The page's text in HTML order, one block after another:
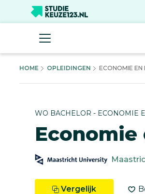
HOME OPLEIDINGEN ECONOMIE EN
WO BACHELOR - ECONOMIE
Vergelijk